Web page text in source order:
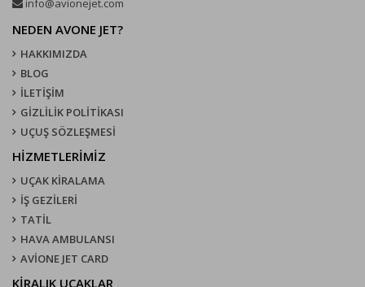
info@avionejet.com
NEDEN AVONE JET?
HAKKIMIZDA
BLOG
İLETİŞİM
GİZLİLİK POLİTİKASI
UÇUŞ SÖZLEŞMESI
HİZMETLERİMİZ
UÇAK KIRALAMA
İŞ GEZİLERİ
TATİL
HAVA AMBULANSI
AVİONE JET CARD
KIRALIK UÇAKLAR